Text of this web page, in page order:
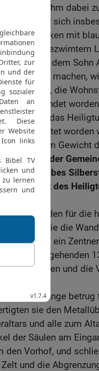
Dan, war ihm dabei
der sich
und Sticken mit
und gezwirntem
Itamar, dem
zu machen,
Zelt, die
aufgewendet
die für das
verarbeitet worden
nach dem Gewicht
Männer der
ein halbes
Gewicht des
wurden für die
die die
Platte kam ein
hinausgehenden
und Stangen und die
Kupfermenge
sie den
und alle zum
der Säulen am
den Vorhof, und
und die